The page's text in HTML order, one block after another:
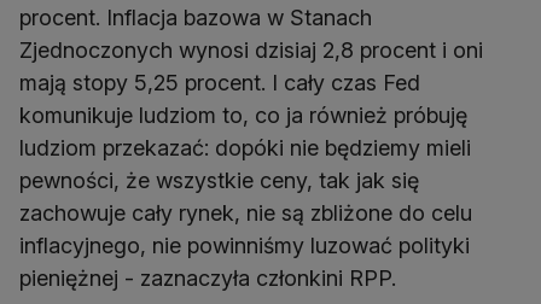
procent. Inflacja bazowa w Stanach
Zjednoczonych wynosi dzisiaj 2,8 procent i oni
mają stopy 5,25 procent. I cały czas Fed
komunikuje ludziom to, co ja również próbuję
ludziom przekazać: dopóki nie będziemy mieli
pewności, że wszystkie ceny, tak jak się
zachowuje cały rynek, nie są zbliżone do celu
inflacyjnego, nie powinniśmy luzować polityki
pieniężnej - zaznaczyła członkini RPP.